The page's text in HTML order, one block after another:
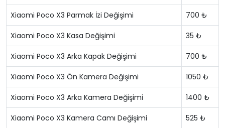
Xiaomi Poco X3 Parmak İzi Değişimi 700 ₺
Xiaomi Poco X3 Kasa Değişimi 35 ₺
Xiaomi Poco X3 Arka Kapak Değişimi 700 ₺
Xiaomi Poco X3 Ön Kamera Değişimi 1050 ₺
Xiaomi Poco X3 Arka Kamera Değişimi 1400 ₺
Xiaomi Poco X3 Kamera Camı Değişimi 525 ₺